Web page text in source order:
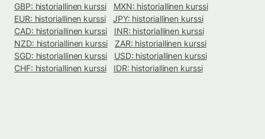
GBP: historiallinen kurssi
MXN: historiallinen kurssi
EUR: historiallinen kurssi
JPY: historiallinen kurssi
CAD: historiallinen kurssi
INR: historiallinen kurssi
NZD: historiallinen kurssi
ZAR: historiallinen kurssi
SGD: historiallinen kurssi
USD: historiallinen kurssi
CHF: historiallinen kurssi
IDR: historiallinen kurssi